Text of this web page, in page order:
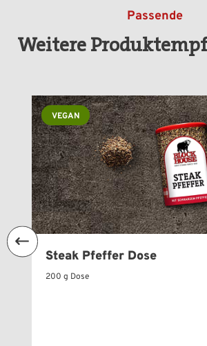
Passende
Weitere
VEGAN
Steak Pfeffer Dose
200 g Dose